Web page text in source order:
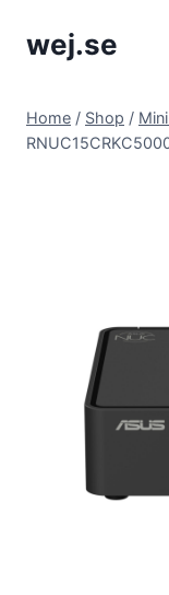
wej.se
Home / Shop /